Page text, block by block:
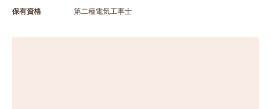
保有資格 第二種電気工事士